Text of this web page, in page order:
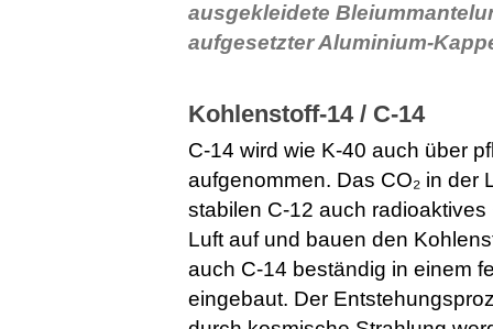
ausgekleidete
aufgesetzter Aluminium-
Kohlenstoff-14 / C-14
C-14 wird wie K-40 auch über
aufgenommen. Das CO₂ in der
stabilen C-12 auch
Luft auf und bauen den
auch C-14 beständig in einem
eingebaut. Der